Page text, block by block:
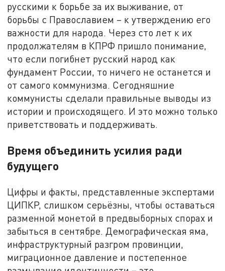
русскими к борьбе за их выживание, от
борьбы с Православием – к утверждению его
важности для народа. Через сто лет к их
продолжателям в КПРФ пришло понимание,
что если погибнет русский народ как
фундамент России, то ничего не останется и
от самого коммунизма. Сегодняшние
коммунисты сделали правильные выводы из
истории и происходящего. И это можно только
приветствовать и поддерживать.
Время объединить усилия ради
будущего
Цифры и факты, представленные экспертами
ЦИПКР, слишком серьёзны, чтобы оставаться
разменной монетой в предвыборных спорах и
забыться в сентябре. Демографическая яма,
инфраструктурный разгром провинции,
миграционное давление и постепенное